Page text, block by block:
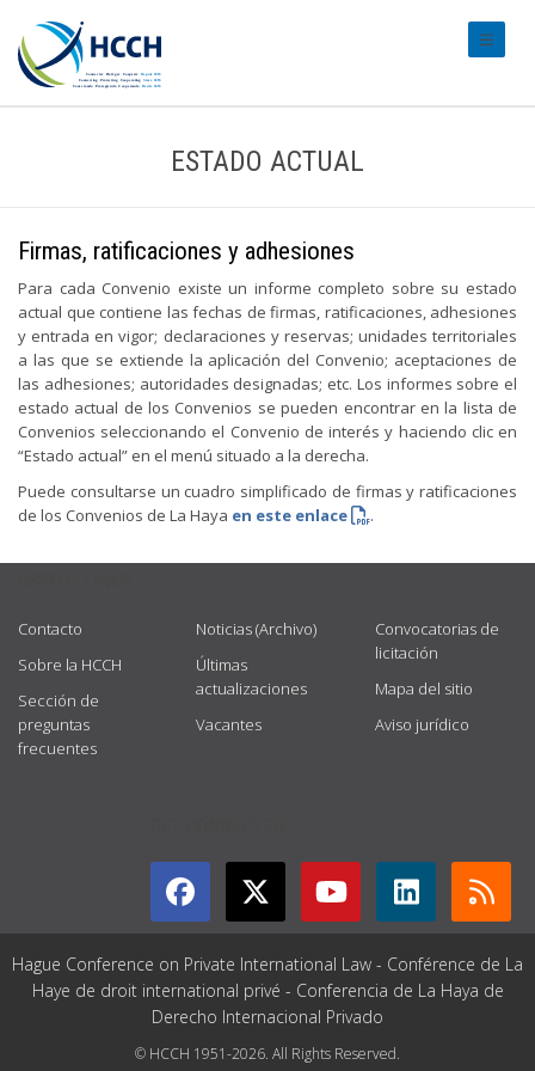
ESTADO ACTUAL
Firmas, ratificaciones y adhesiones
Para cada Convenio existe un informe completo sobre su estado
actual que contiene las fechas de firmas, ratificaciones, adhesiones
y entrada en vigor; declaraciones y reservas; unidades territoriales
a las que se extiende la aplicación del Convenio; aceptaciones de
las adhesiones; autoridades designadas; etc. Los informes sobre el
estado actual de los Convenios se pueden encontrar en la lista de
Convenios seleccionando el Convenio de interés y haciendo clic en
“Estado actual” en el menú situado a la derecha.
Puede consultarse un cuadro simplificado de firmas y ratificaciones
de los Convenios de La Haya en este enlace .
Contacto
Sobre la HCCH
Sección de
preguntas
frecuentes
Noticias (Archivo)
Últimas
actualizaciones
Vacantes
Convocatorias de
licitación
Mapa del sitio
Aviso jurídico
Hague Conference on Private International Law - Conférence de La
Haye de droit international privé - Conferencia de La Haya de
Derecho Internacional Privado
© HCCH 1951-2026. All Rights Reserved.